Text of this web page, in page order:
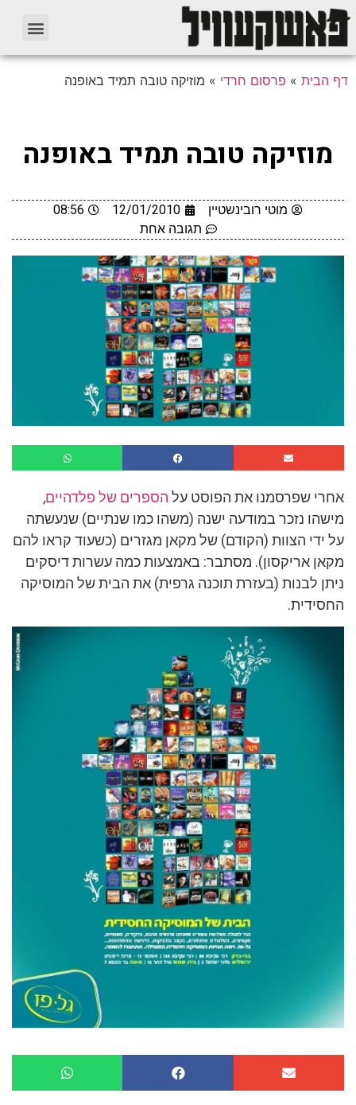
דף הבית » פרסום חרדי » מוזיקה טובה תמיד באופנה
מוזיקה טובה תמיד באופנה
מוטי רובינשטיין 12/01/2010
08:56
תגובה אחת
אחרי שפרסמנו את הפוסט על הספרים של פלדהיים,
מישהו נזכר במודעה ישנה (משהו כמו שנתיים) שנעשתה
על ידי הצוות (הקודם) של מקאן מגזרים (כשעוד קראו להם
מקאן אריקסון). מסתבר: באמצעות כמה עשרות דיסקים
ניתן לבנות (בעזרת תוכנה גרפית) את הבית של המוסיקה
החסידית.